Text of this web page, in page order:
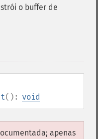
o buffer de
(): void
apenas